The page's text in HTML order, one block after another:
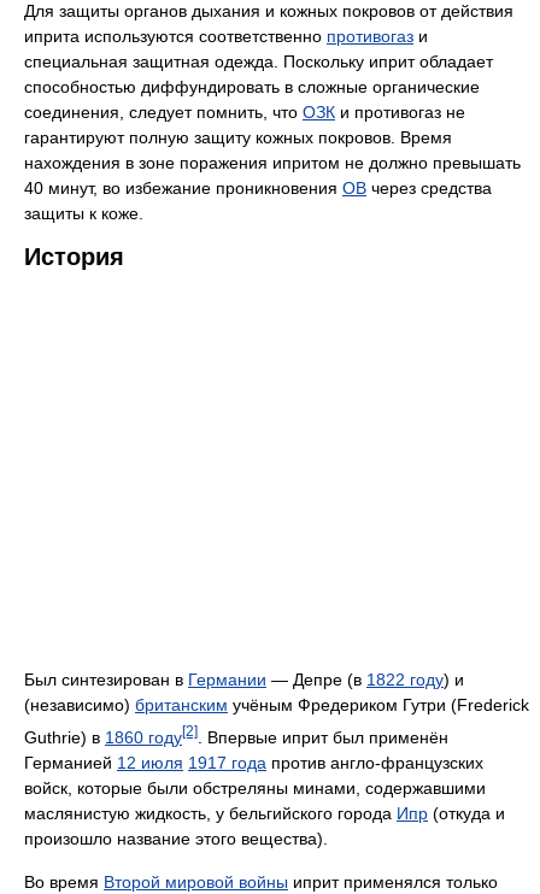
Для защиты органов дыхания и кожных покровов от действия
иприта используются соответственно противогаз и
специальная защитная одежда. Поскольку иприт обладает
способностью диффундировать в сложные органические
соединения, следует помнить, что ОЗК и противогаз не
гарантируют полную защиту кожных покровов. Время
нахождения в зоне поражения ипритом не должно превышать
40 минут, во избежание проникновения ОВ через средства
защиты к коже.
История
Был синтезирован в Германии — Депре (в 1822 году) и
(независимо) британским учёным Фредериком Гутри (Frederick
Guthrie) в 1860 году[2]
. Впервые иприт был применён
Германией 12 июля 1917 года против англо-французских
войск, которые были обстреляны минами, содержавшими
маслянистую жидкость, у бельгийского города Ипр (откуда и
произошло название этого вещества).
Во время Второй мировой войны иприт применялся только